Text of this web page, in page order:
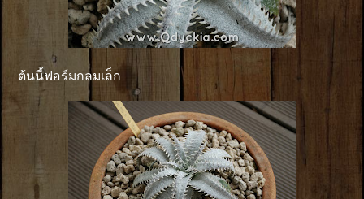
ต้นนี้ฟอร์มกลมเล็ก